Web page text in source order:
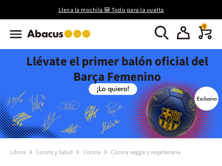
Llena la mochila 🎒 Todo para la vuelta
0
Llévate el primer balón oficial del
Barça Femenino
Libros Cocina y Salud Cocina Cocina veggie y vegetariana